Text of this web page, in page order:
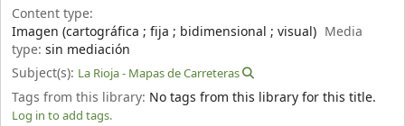
Content type:
Imagen (cartográfica ; fija ; bidimensional ; visual) Media
type: sin mediación
Subject(s): La Rioja - Mapas de Carreteras
Tags from this library: No tags from this library for this title.
Log in to add tags.